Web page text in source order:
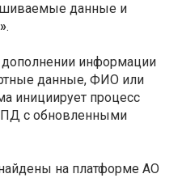
данные и
.
дополнении информации
данные, ФИО или
инициирует процесс
с обновленными
на платформе АО